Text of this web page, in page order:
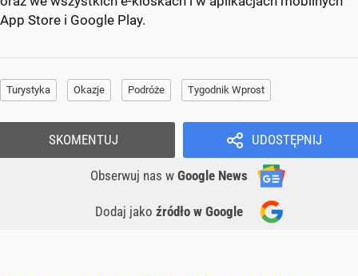
App Store i Google Play.
Turystyka Okazje Podróże Tygodnik Wprost
UDOSTĘPNIJ
Obserwuj nas w Google News
Dodaj jako źródło w Google
SKOMENTUJ